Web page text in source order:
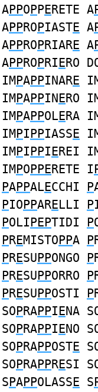
APPOPPERETE A
APPROPIASTE A
APPROPRIARE A
APPROPRIERO
IMPAPPINARE
IMPAPPINERO
IMPAPPOLERA
IMPIPPIASSE
IMPIPPIEREI
IMPOPPERETE I
PAPPALECCHI P
PIOPPARELLI P
POLIPEPTIDI P
PREMISTOPPA P
PRESUPPONGO P
PRESUPPORRO P
PRESUPPOSTI P
SOPRAPPIENA
SOPRAPPIENO
SOPRAPPOSTE
SOPRAPPRESI
SPAPPOLASSE S